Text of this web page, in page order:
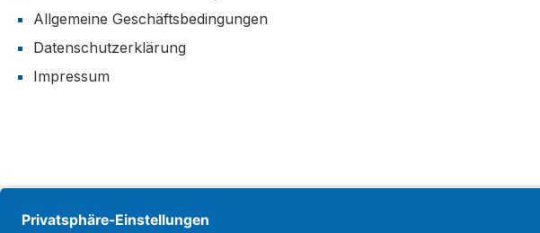
Allgemeine Geschäftsbedingungen
Datenschutzerklärung
Impressum